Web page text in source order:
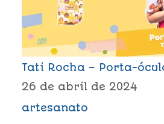
Tati Rocha – Porta-
26 de abril de 2024
artesanato